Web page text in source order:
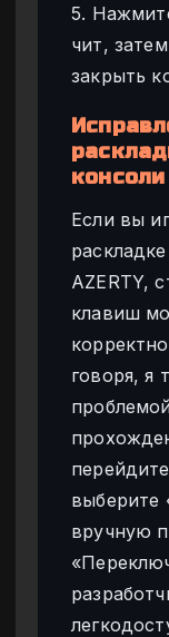
5.
чит,
закрыть
консоли
Если вы
AZERTY,
клавиш
говоря, я
выберите
вручную